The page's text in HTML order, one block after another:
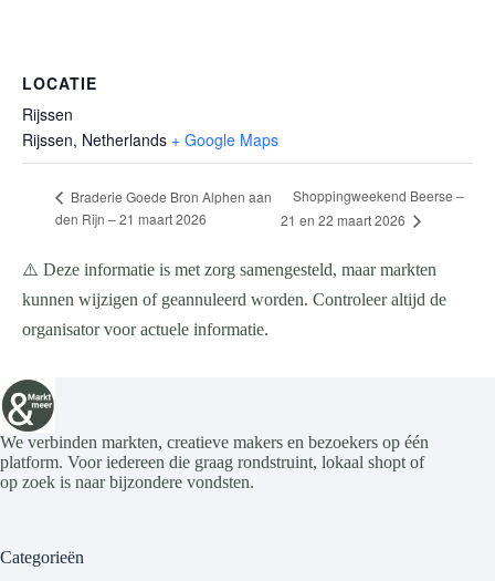
LOCATIE
Rijssen
Rijssen, Netherlands + Google Maps
Braderie Goede Bron Alphen aan
den Rijn – 21 maart 2026
Shoppingweekend Beerse –
21 en 22 maart 2026
⚠️ Deze informatie is met zorg samengesteld, maar markten
kunnen wijzigen of geannuleerd worden. Controleer altijd de
organisator voor actuele informatie.
We verbinden markten, creatieve makers en bezoekers op één
platform. Voor iedereen die graag rondstruint, lokaal shopt of
op zoek is naar bijzondere vondsten.
Categorieën